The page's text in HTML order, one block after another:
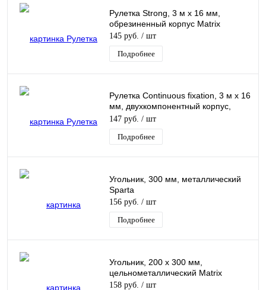
Рулетка Strong, 3 м х 16 мм,
обрезиненный корпус Matrix
145 руб. / шт
Подробнее
Рулетка Continuous fixation, 3 м х 16
мм, двухкомпонентный корпус,
плавная фиксация Matrix
147 руб. / шт
Подробнее
Угольник, 300 мм, металлический
Sparta
156 руб. / шт
Подробнее
Угольник, 200 х 300 мм,
цельнометаллический Matrix
158 руб. / шт